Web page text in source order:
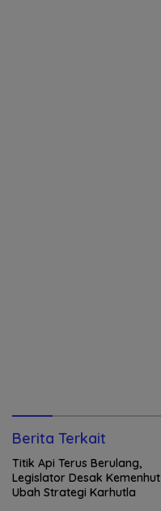
Berita Terkait
Titik Api Terus Berulang,
Legislator Desak Kemenhut
Ubah Strategi Karhutla